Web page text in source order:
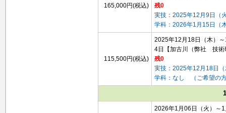
165,000円(税込)
残0
実技：2025年12月9日（
学科：2026年1月15日（
115,500円(税込)
2025年12月18日（木）
4日
【加古川（弊社 技
残0
実技：2025年12月18日
学科：なし （ご希望の
2026年1月06日（火）～